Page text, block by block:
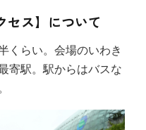
セス】について
くらい。会場のいわき
寄駅。駅からはバスな